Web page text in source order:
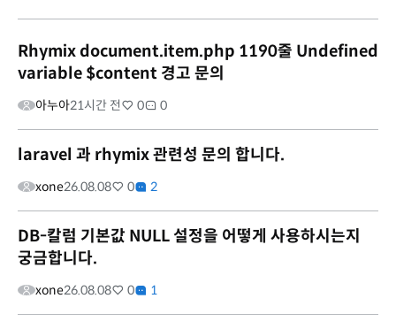
Rhymix document.item.php 1190줄 Undefined
variable $content 경고 문의
아누아21시간 전 0 0
laravel 과 rhymix 관련성 문의 합니다.
xone26.08.08 0 2
DB-칼럼 기본값 NULL 설정을 어떻게 사용하시는지
궁금합니다.
xone26.08.08 0 1